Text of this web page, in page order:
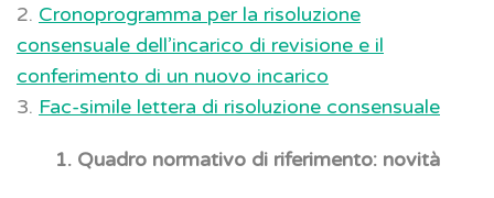
2. Cronoprogramma per la risoluzione
consensuale dell’incarico di revisione e il
conferimento di un nuovo incarico
3. Fac-simile lettera di risoluzione consensuale
1. Quadro normativo di riferimento: novità